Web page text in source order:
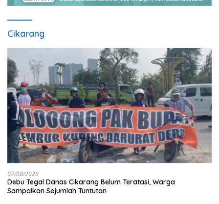
Cikarang
07/08/2026
Debu Tegal Danas Cikarang Belum Teratasi, Warga
Sampaikan Sejumlah Tuntutan